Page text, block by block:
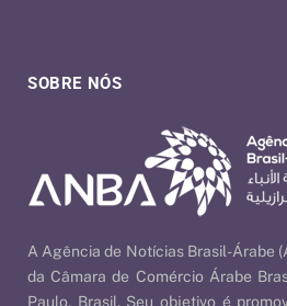
SOBRE NÓS
A Agência de Notícias Brasil-Árabe
da Câmara de Comércio Árabe
Paulo, Brasil. Seu objetivo é